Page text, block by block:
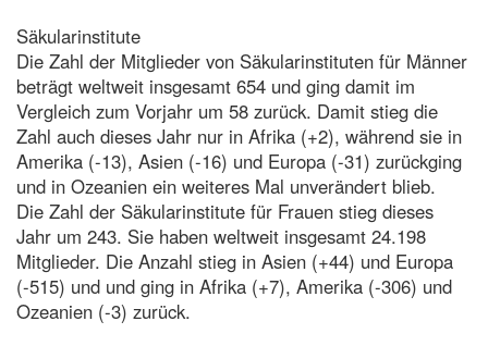
Säkularinstitute
Die Zahl der Mitglieder von Säkularinstituten für Männer
beträgt weltweit insgesamt 654 und ging damit im
Vergleich zum Vorjahr um 58 zurück. Damit stieg die
Zahl auch dieses Jahr nur in Afrika (+2), während sie in
Amerika (-13), Asien (-16) und Europa (-31) zurückging
und in Ozeanien ein weiteres Mal unverändert blieb.
Die Zahl der Säkularinstitute für Frauen stieg dieses
Jahr um 243. Sie haben weltweit insgesamt 24.198
Mitglieder. Die Anzahl stieg in Asien (+44) und Europa
(-515) und und ging in Afrika (+7), Amerika (-306) und
Ozeanien (-3) zurück.